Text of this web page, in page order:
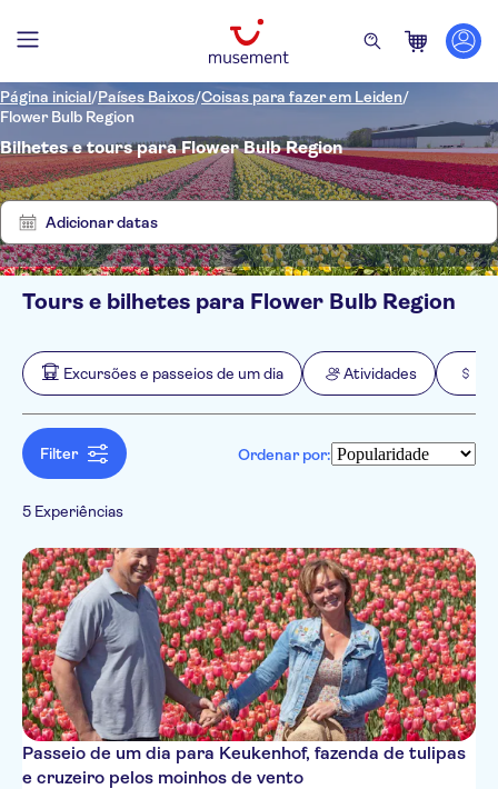
Página inicial/Países Baixos/Coisas para fazer em Leiden/
Flower Bulb Region
Bilhetes e tours para Flower Bulb Region
Adicionar datas
FiltrosPreço (por adulto)
Mín. R$ Máx. R$
NO-PICKUP
Opções de ingressos
Cancelamento gratuito
Confirmação instantânea
Tour com audio guia
Voucher eletrônico
Local touch
Dia chuvoso
Pule a fila
Categorias
Excursões e passeios de um dia
Turismo e tradições
Eventos sazonais
Atividades
Outros esportes
Bilhetes e eventos
Transfers de ônibus
Idomas
Alemão
Inglês
Espanhol
Italiano
Português
EliminarMostrar
5
resultados
Tours e bilhetes para Flower Bulb Region
Excursões e passeios de um dia Atividades
Filter Ordenar por:
5 Experiências
Passeio de um dia para Keukenhof, fazenda de tulipas
e cruzeiro pelos moinhos de vento